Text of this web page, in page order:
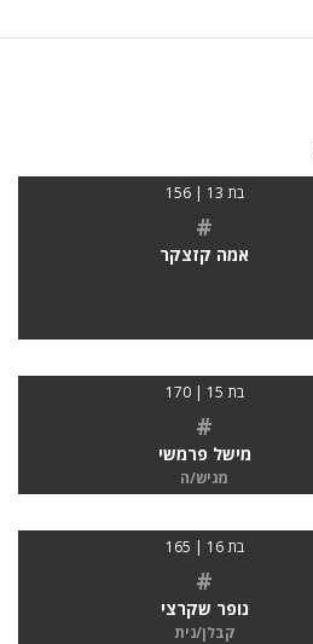
בת 13 | 156
#
אמה קזצקר
בת 15 | 170
#
מישל פרמשי
מגיש/ה
בת 16 | 165
#
נופר שקרצי
קבלן/נית